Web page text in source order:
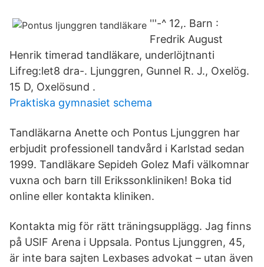
'''-^ 12,. Barn :
Fredrik August
Henrik timerad tandläkare, underlöjtnanti
Lifreg:let8 dra-. Ljunggren, Gunnel R. J., Oxelög.
15 D, Oxelösund .
Praktiska gymnasiet schema
Tandläkarna Anette och Pontus Ljunggren har
erbjudit professionell tandvård i Karlstad sedan
1999. Tandläkare Sepideh Golez Mafi välkomnar
vuxna och barn till Erikssonkliniken! Boka tid
online eller kontakta kliniken.
Kontakta mig för rätt träningsupplägg. Jag finns
på USIF Arena i Uppsala. Pontus Ljunggren, 45,
är inte bara sajten Lexbases advokat – utan även